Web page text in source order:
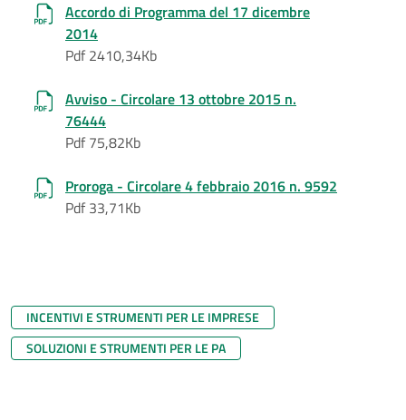
Accordo di Programma del 17 dicembre
2014
Pdf 2410,34Kb
Avviso - Circolare 13 ottobre 2015 n.
76444
Pdf 75,82Kb
Proroga - Circolare 4 febbraio 2016 n. 9592
Pdf 33,71Kb
INCENTIVI E STRUMENTI PER LE IMPRESE
SOLUZIONI E STRUMENTI PER LE PA